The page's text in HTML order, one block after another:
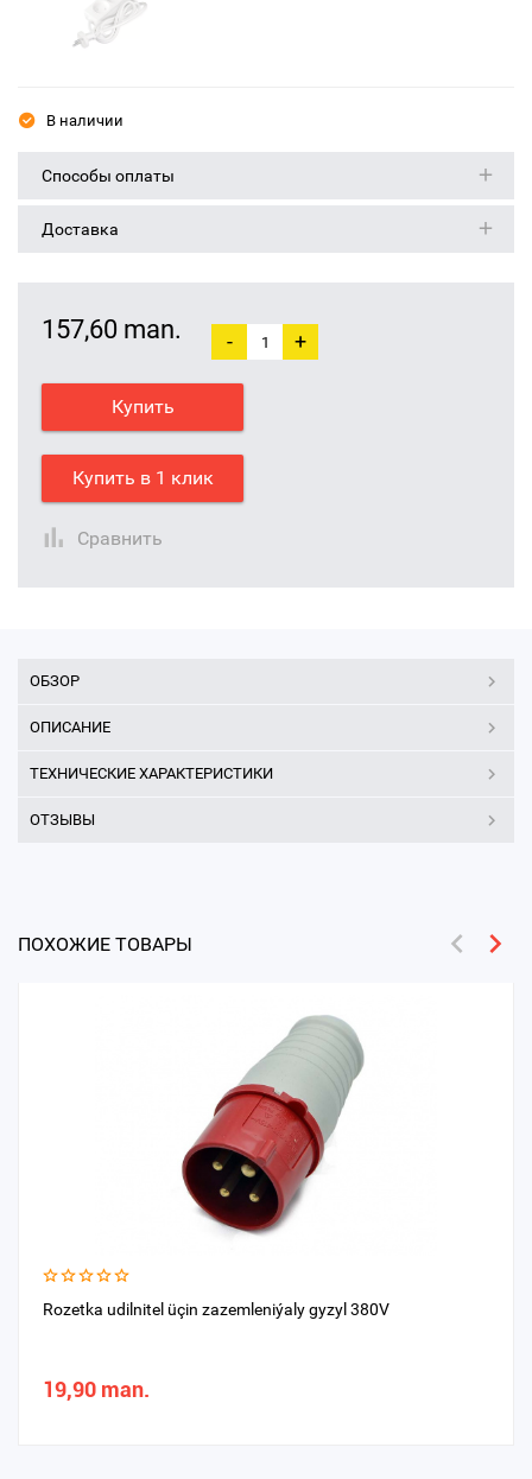
В наличии
Способы оплаты
Доставка
157,60 man. - +
Купить
Купить в 1 клик
Сравнить
ОБЗОР
ОПИСАНИЕ
ТЕХНИЧЕСКИЕ ХАРАКТЕРИСТИКИ
ОТЗЫВЫ
ПОХОЖИЕ ТОВАРЫ
Rozetka udilnitel üçin zazemleniýaly gyzyl 380V
19,90 man.